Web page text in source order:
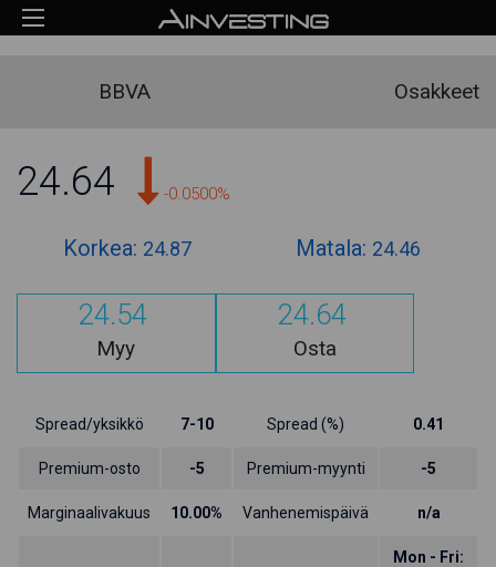
BBVA Osakkeet
24.64 -0.0500%
Korkea: 24.87 Matala: 24.46
24.54
Myy
24.64
Osta
Spread/yksikkö 7-10 Spread (%) 0.41
Premium-osto -5 Premium-myynti -5
Marginaalivakuus 10.00% Vanhenemispäivä n/a
Mon - Fri: